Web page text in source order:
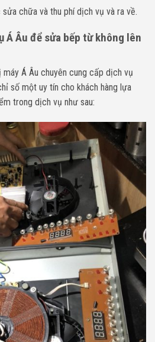
chữa và thu phí dịch vụ và ra về.
Á Âu để sửa bếp từ không lên
Á Âu chuyên cung cấp dịch vụ
số một uy tín cho khách hàng lựa
trong dịch vụ như sau: